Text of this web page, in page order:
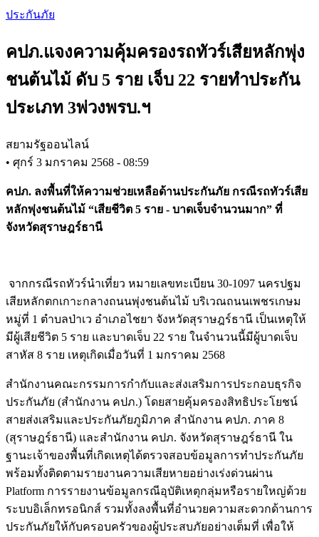
Skip
content
ประกันภัย
คปภ.แจงความคุ้มครองรถทัวร์เสียหลักพุ่ง
ชนต้นไม้ ดับ 5 ราย เจ็บ 22 รายทำประกัน
ประเภท 3พ่วงพรบ.ฯ
สยามรัฐออนไลน์
• ศุกร์ 3 มกราคม 2568 - 08:59
คปภ. ลงพื้นที่ให้ความช่วยเหลือด้านประกันภัย กรณีรถทัวร์เสีย
หลักพุ่งชนต้นไม้ “เสียชีวิต 5 ราย - บาดเจ็บจำนวนมาก” ที่
จังหวัดสุราษฎร์ธานี
จากกรณีรถทัวร์นำเที่ยว หมายเลขทะเบียน 30-1097 นครปฐม
เสียหลักตกเกาะกลางถนนพุ่งชนต้นไม้ บริเวณถนนเพชรเกษม
หมู่ที่ 1 ตำบลป่าเว อำเภอไชยา จังหวัดสุราษฎร์ธานี เป็นเหตุให้
มีผู้เสียชีวิต 5 ราย และบาดเจ็บ 22 ราย ในจำนวนนี้มีผู้บาดเจ็บ
สาหัส 8 ราย เหตุเกิดเมื่อวันที่ 1 มกราคม 2568
สำนักงานคณะกรรมการกำกับและส่งเสริมการประกอบธุรกิจ
ประกันภัย (สำนักงาน คปภ.) โดยสายคุ้มครองสิทธิประโยชน์
สายส่งเสริมและประกันภัยภูมิภาค สำนักงาน คปภ. ภาค 8
(สุราษฎร์ธานี) และสำนักงาน คปภ. จังหวัดสุราษฎร์ธานี ใน
ฐานะเจ้าของพื้นที่เกิดเหตุได้ตรวจสอบข้อมูลการทำประกันภัย
พร้อมทั้งติดตามรายงานความเสียหายอย่างเร่งด่วนผ่าน
Platform การรายงานข้อมูลกรณีอุบัติเหตุกลุ่มหรือรายใหญ่ด้วย
ระบบอิเล็กทรอนิกส์ รวมทั้งลงพื้นที่อำนวยความสะดวกด้านการ
ประกันภัยให้กับครอบครัวของผู้ประสบภัยอย่างเต็มที่ เพื่อให้